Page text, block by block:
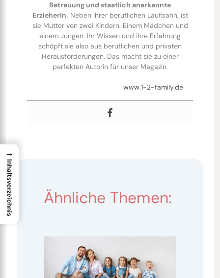
Betreuung und staatlich anerkannte
Erzieherin. Neben ihrer beruflichen Laufbahn, ist
sie Mutter von zwei Kindern. Einem Mädchen und
einem Jungen. Ihr Wissen und ihre Erfahrung
schöpft sie also aus beruflichen und privaten
Herausforderungen. Das macht sie zu einer
perfekten Autorin für unser Magazin.
www.1-2-family.de
Ähnliche Themen:
→
Inhaltsverzeichnis